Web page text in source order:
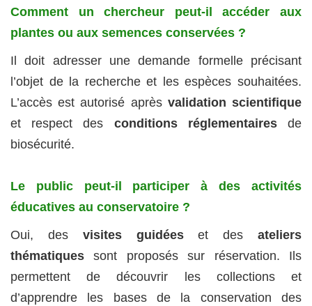
Comment un chercheur peut-il accéder aux
plantes ou aux semences conservées ?
Il doit adresser une demande formelle précisant
l’objet de la recherche et les espèces souhaitées.
L’accès est autorisé après validation scientifique
et respect des conditions réglementairesde
biosécurité.
Le public peut-il participer à des activités
éducatives au conservatoire ?
Oui, des visites guidéeset desateliers
thématiques sont proposés sur réservation. Ils
permettent de découvrir les collections et
d’apprendre les bases de la conservation des